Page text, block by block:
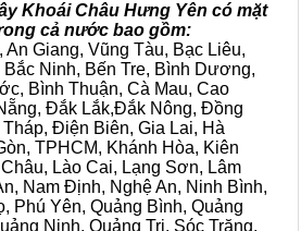
Khoái Châu Hưng Yên có mặt
cả nước bao gồm:
An Giang, Vũng Tàu, Bạc Liêu,
Bắc Ninh, Bến Tre, Bình Dương,
Bình Thuận, Cà Mau, Cao
Đắk Lắk,Đắk Nông, Đồng
Điện Biên, Gia Lai, Hà
TPHCM, Khánh Hòa, Kiên
Lào Cai, Lạng Sơn, Lâm
Nam Định, Nghệ An, Ninh Bình,
Phú Yên, Quảng Bình, Quảng
Ninh, Quảng Trị, Sóc Trăng,